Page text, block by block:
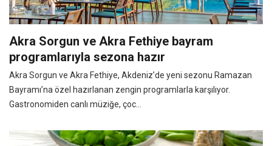
Akra Sorgun ve Akra Fethiye bayram
programlarıyla sezona hazır
Akra Sorgun ve Akra Fethiye, Akdeniz’de yeni sezonu Ramazan
Bayramı’na özel hazırlanan zengin programlarla karşılıyor.
Gastronomiden canlı müziğe, çoc...